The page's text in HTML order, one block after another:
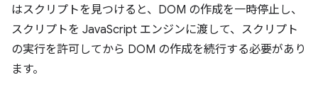
はスクリプトを見つけると、DOM の作成を一時停止し、
スクリプトを JavaScript エンジンに渡して、スクリプト
の実行を許可してから DOM の作成を続行する必要があり
ます。